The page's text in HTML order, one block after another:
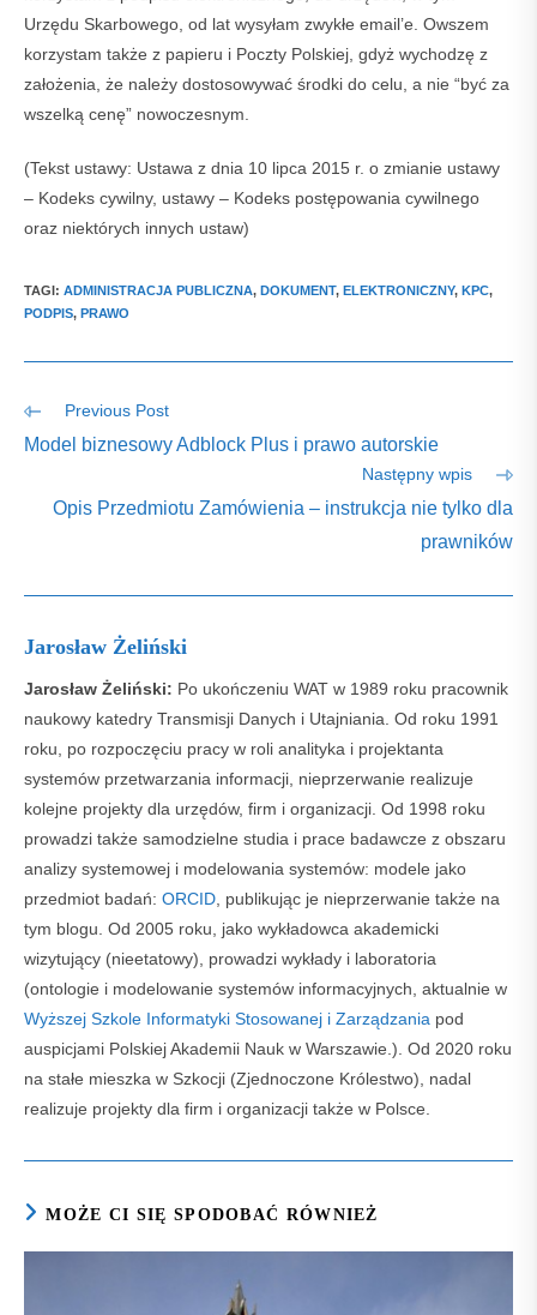
Urzędu Skarbowego, od lat wysyłam zwykłe email’e. Owszem
korzystam także z papieru i Poczty Polskiej, gdyż wychodzę z
założenia, że należy dostosowywać środki do celu, a nie “być za
wszelką cenę” nowoczesnym.
(Tekst ustawy: Ustawa z dnia 10 lipca 2015 r. o zmianie ustawy
– Kodeks cywilny, ustawy – Kodeks postępowania cywilnego
oraz niektórych innych ustaw)
TAGI: ADMINISTRACJA PUBLICZNA, DOKUMENT, ELEKTRONICZNY, KPC,
PODPIS, PRAWO
Read
articles
Previous Post
Model biznesowy Adblock Plus i prawo autorskie
Następny wpis
Opis Przedmiotu Zamówienia – instrukcja nie tylko dla
prawników
Jarosław Żeliński
Jarosław Żeliński: Po ukończeniu WAT w 1989 roku pracownik
naukowy katedry Transmisji Danych i Utajniania. Od roku 1991
roku, po rozpoczęciu pracy w roli analityka i projektanta
systemów przetwarzania informacji, nieprzerwanie realizuje
kolejne projekty dla urzędów, firm i organizacji. Od 1998 roku
prowadzi także samodzielne studia i prace badawcze z obszaru
analizy systemowej i modelowania systemów: modele jako
przedmiot badań: ORCID , publikując je nieprzerwanie także na
tym blogu. Od 2005 roku, jako wykładowca akademicki
wizytujący (nieetatowy), prowadzi wykłady i laboratoria
(ontologie i modelowanie systemów informacyjnych, aktualnie w
Wyższej Szkole Informatyki Stosowanej i Zarządzania pod
auspicjami Polskiej Akademii Nauk w Warszawie.). Od 2020 roku
na stałe mieszka w Szkocji (Zjednoczone Królestwo), nadal
realizuje projekty dla firm i organizacji także w Polsce.
MOŻE CI SIĘ SPODOBAĆ RÓWNIEŻ